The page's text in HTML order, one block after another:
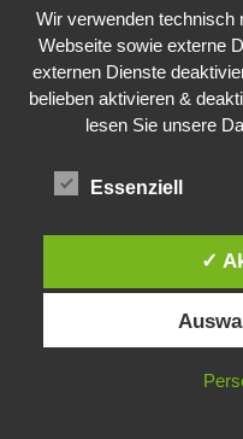
GERN GELESEN
Diese Website verwendet
Website stimmst du der
IN
Wir verwenden technisch
Webseite sowie externe
externen Dienste
belieben aktivieren &
lesen Sie unsere
Essenziell
✓